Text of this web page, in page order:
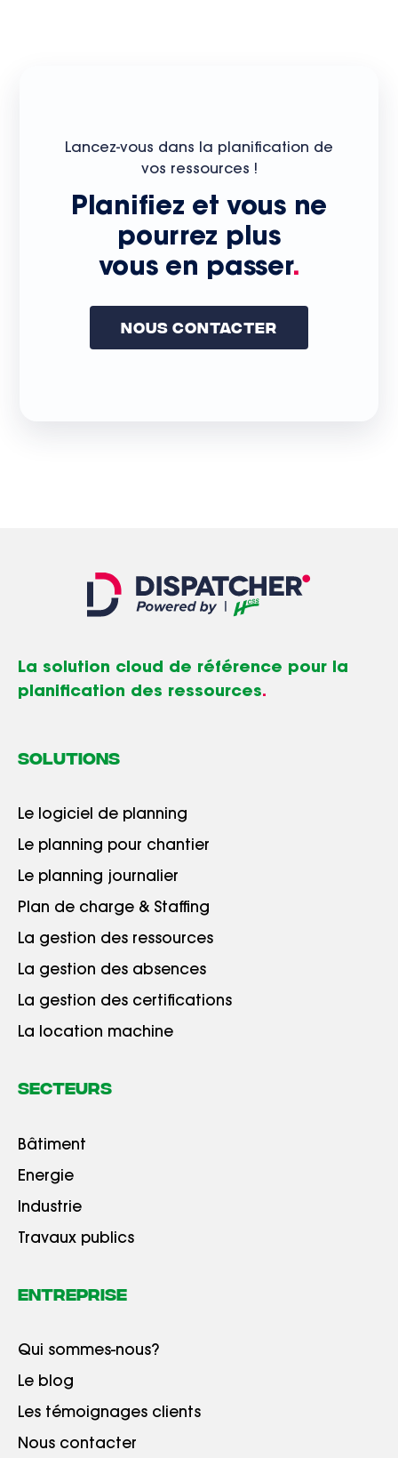
Lancez-vous dans la planification de
vos ressources !
Planifiez et vous ne
pourrez plus
vous en passer.
Nous Contacter
La solution cloud de référence pour la
planification des ressources.
SOLUTIONS
Le logiciel de planning
Le planning pour chantier
Le planning journalier
Plan de charge & Staffing
La gestion des ressources
La gestion des absences
La gestion des certifications
La location machine
Secteurs
Bâtiment
Energie
Industrie
Travaux publics
Entreprise
Qui sommes-nous?
Le blog
Les témoignages clients
Nous contacter